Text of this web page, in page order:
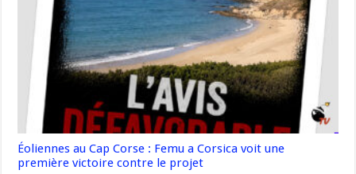
Éoliennes au Cap Corse : Femu a Corsica voit une
première victoire contre le projet